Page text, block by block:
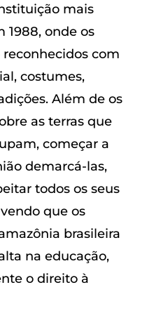
mais
1988, onde os
com
costumes,
Além de os
as terras que
começar a
demarcá-las,
todos os seus
que os
brasileira
na educação,
o direito à